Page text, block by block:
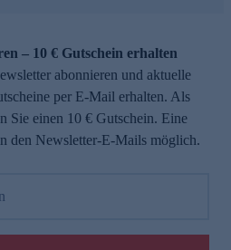
– 10 € Gutschein erhalten
abonnieren und aktuelle
per E-Mail erhalten. Als
Sie einen 10 € Gutschein. Eine
den Newsletter-E-Mails möglich.